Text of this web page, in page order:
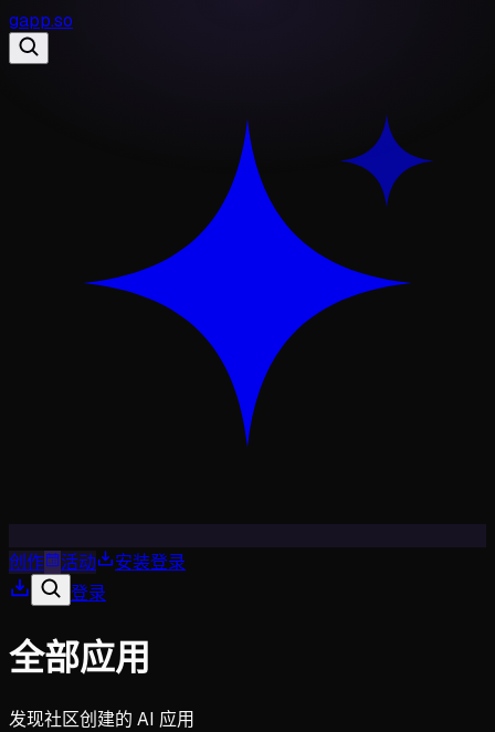
gapp.so
创作 活动 安装登录
登录
全部应用
发现社区创建的 AI 应用